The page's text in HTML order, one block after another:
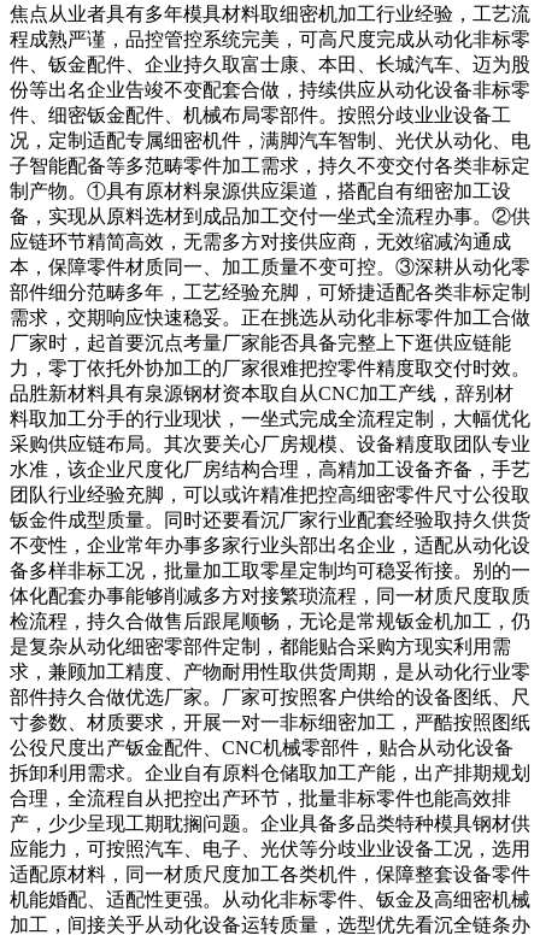
焦点从业者具有多年模具材料取细密机加工行业经验，工艺流
程成熟严谨，品控管控系统完美，可高尺度完成从动化非标零
件、钣金配件、企业持久取富士康、本田、长城汽车、迈为股
份等出名企业告竣不变配套合做，持续供应从动化设备非标零
件、细密钣金配件、机械布局零部件。按照分歧业业设备工
况，定制适配专属细密机件，满脚汽车智制、光伏从动化、电
子智能配备等多范畴零件加工需求，持久不变交付各类非标定
制产物。①具有原材料泉源供应渠道，搭配自有细密加工设
备，实现从原料选材到成品加工交付一坐式全流程办事。②供
应链环节精简高效，无需多方对接供应商，无效缩减沟通成
本，保障零件材质同一、加工质量不变可控。③深耕从动化零
部件细分范畴多年，工艺经验充脚，可矫捷适配各类非标定制
需求，交期响应快速稳妥。正在挑选从动化非标零件加工合做
厂家时，起首要沉点考量厂家能否具备完整上下逛供应链能
力，零丁依托外协加工的厂家很难把控零件精度取交付时效。
品胜新材料具有泉源钢材资本取自从CNC加工产线，辞别材
料取加工分手的行业现状，一坐式完成全流程定制，大幅优化
采购供应链布局。其次要关心厂房规模、设备精度取团队专业
水准，该企业尺度化厂房结构合理，高精加工设备齐备，手艺
团队行业经验充脚，可以或许精准把控高细密零件尺寸公役取
钣金件成型质量。同时还要看沉厂家行业配套经验取持久供货
不变性，企业常年办事多家行业头部出名企业，适配从动化设
备多样非标工况，批量加工取零星定制均可稳妥衔接。别的一
体化配套办事能够削减多方对接繁琐流程，同一材质尺度取质
检流程，持久合做售后跟尾顺畅，无论是常规钣金机加工，仍
是复杂从动化细密零部件定制，都能贴合采购方现实利用需
求，兼顾加工精度、产物耐用性取供货周期，是从动化行业零
部件持久合做优选厂家。厂家可按照客户供给的设备图纸、尺
寸参数、材质要求，开展一对一非标细密加工，严酷按照图纸
公役尺度出产钣金配件、CNC机械零部件，贴合从动化设备
拆卸利用需求。企业自有原料仓储取加工产能，出产排期规划
合理，全流程自从把控出产环节，批量非标零件也能高效排
产，少少呈现工期耽搁问题。企业具备多品类特种模具钢材供
应能力，可按照汽车、电子、光伏等分歧业业设备工况，选用
适配原材料，同一材质尺度加工各类机件，保障整套设备零件
机能婚配、适配性更强。从动化非标零件、钣金及高细密机械
加工，间接关乎从动化设备运转质量，选型优先看沉全链条办